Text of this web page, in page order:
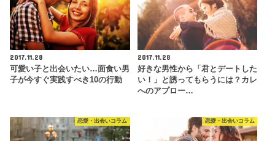
2017.11.28
可愛い子と出会いたい…面食い男
子が今すぐ実践すべき10の行動
2017.11.28
好きな男性から「君とデートした
い！」と誘ってもらうには？カレ
へのアプロー…
恋愛・出会いコラム 恋愛・出会いコラム